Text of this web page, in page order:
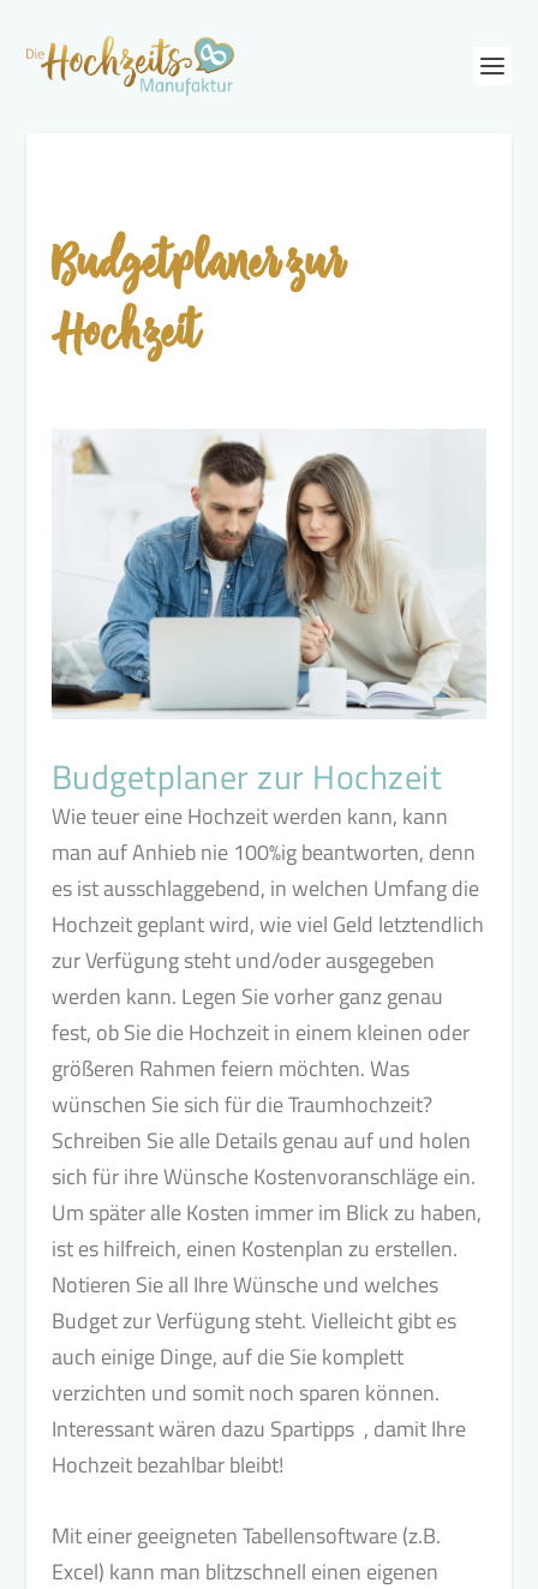
Budgetplaner zur
Hochzeit
Budgetplaner zur Hochzeit
Wie teuer eine Hochzeit werden kann, kann
man auf Anhieb nie 100%ig beantworten, denn
es ist ausschlaggebend, in welchen Umfang die
Hochzeit geplant wird, wie viel Geld letztendlich
zur Verfügung steht und/oder ausgegeben
werden kann. Legen Sie vorher ganz genau
fest, ob Sie die Hochzeit in einem kleinen oder
größeren Rahmen feiern möchten. Was
wünschen Sie sich für die Traumhochzeit?
Schreiben Sie alle Details genau auf und holen
sich für ihre Wünsche Kostenvoranschläge ein.
Um später alle Kosten immer im Blick zu haben,
ist es hilfreich, einen Kostenplan zu erstellen.
Notieren Sie all Ihre Wünsche und welches
Budget zur Verfügung steht. Vielleicht gibt es
auch einige Dinge, auf die Sie komplett
verzichten und somit noch sparen können.
Interessant wären dazu Spartipps , damit Ihre
Hochzeit bezahlbar bleibt!
Mit einer geeigneten Tabellensoftware (z.B.
Excel) kann man blitzschnell einen eigenen